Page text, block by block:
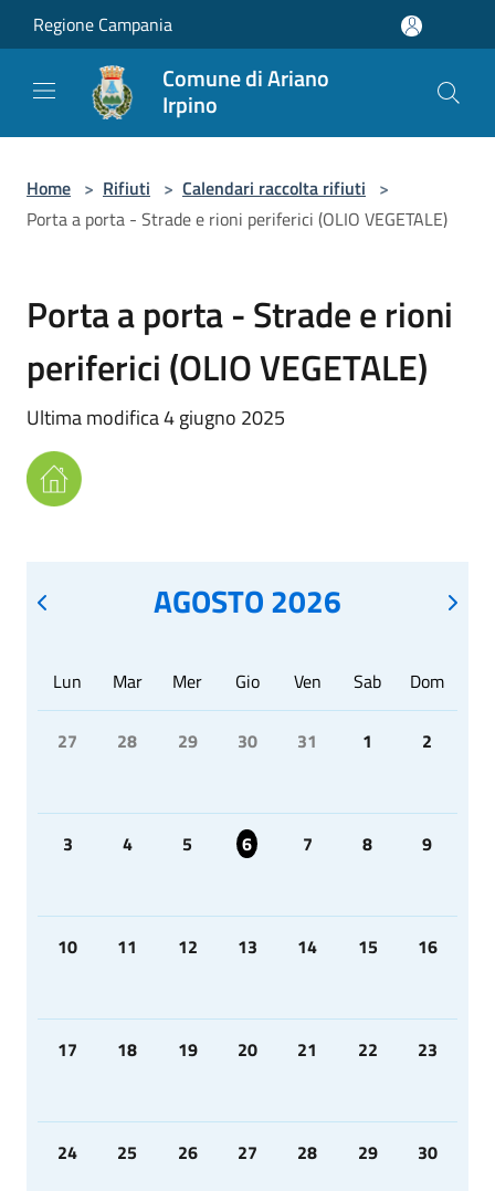
Salta al contenuto principale
Regione Campania
Comune di Ariano
Irpino
Home > Rifiuti > Calendari raccolta rifiuti >
Porta a porta - Strade e rioni periferici (OLIO VEGETALE)
Porta a porta - Strade e rioni
periferici (OLIO VEGETALE)
Ultima modifica 4 giugno 2025
AGOSTO 2026
Lun Mar Mer Gio Ven Sab Dom
27 28 29 30 31 1 2
3 4 5 6 7 8 9
10 11 12 13 14 15 16
17 18 19 20 21 22 23
24 25 26 27 28 29 30